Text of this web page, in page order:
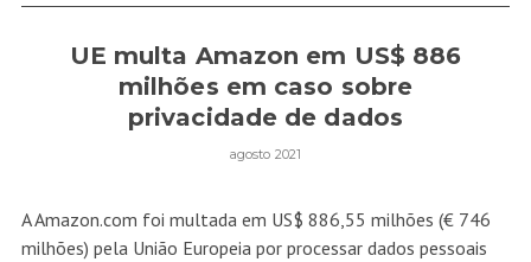
UE multa Amazon em US$ 886
milhões em caso sobre
privacidade de dados
agosto 2021
A Amazon.com foi multada em US$ 886,55 milhões (€ 746
milhões) pela União Europeia por processar dados pessoais